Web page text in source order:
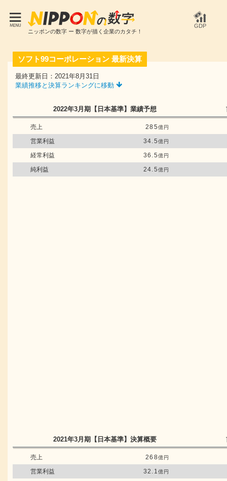
ニッポンの数字 ー 数字が描く企業のカタチ！
GDP
ソフト99コーポレーション 最新決算
最終更新日：2021年8月31日
業績推移と決算ランキングに移動
2022年3月期 【日本基準】 業績予想
売上 285億円
営業利益 34.5億円
経常利益 36.5億円
純利益 24.5億円
2021年3月期 【日本基準】 決算概要
売上 268億円
営業利益 32.1億円